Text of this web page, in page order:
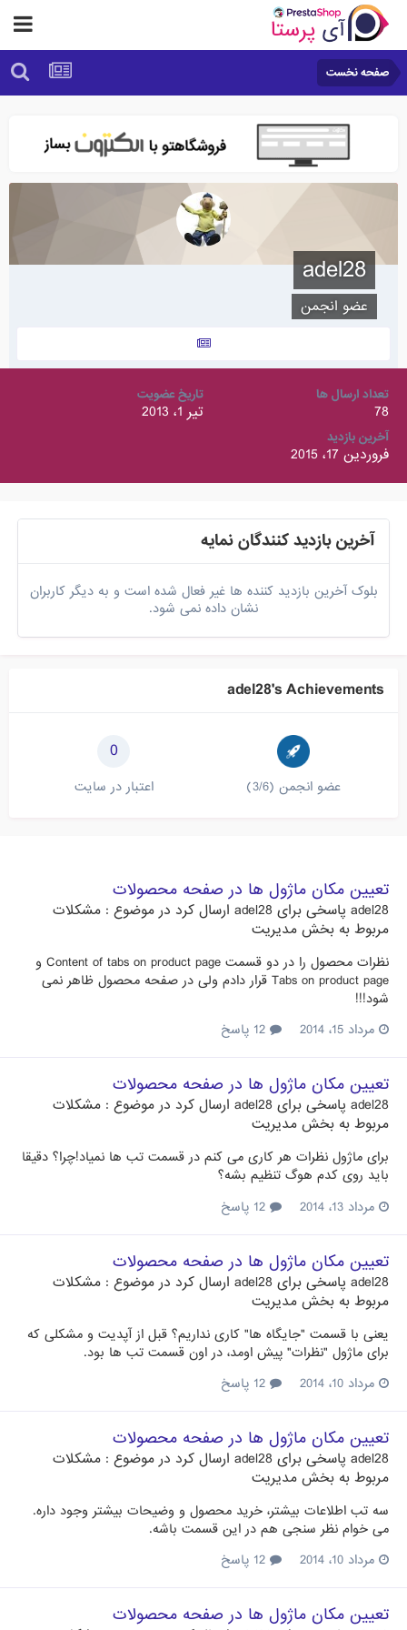
صفحه نخست
adel28
عضو انجمن
تعداد ارسال ها
78
تاریخ عضویت
تیر 1، 2013
آخرین بازدید
فروردین 17، 2015
آخرین بازدید کنندگان نمایه
بلوک آخرین بازدید کننده ها غیر فعال شده است و به دیگر کاربران
نشان داده نمی شود.
adel28's Achievements
عضو انجمن (3/6)
0
اعتبار در سایت
تعیین مکان ماژول ها در صفحه محصولات
adel28 پاسخی برای adel28 ارسال کرد در موضوع : مشکلات
مربوط به بخش مدیریت
نظرات محصول را در دو قسمت Content of tabs on product page و
Tabs on product page قرار دادم ولی در صفحه محصول ظاهر نمی
شود!!!
مرداد 15، 2014
تعیین مکان ماژول ها در صفحه محصولات
adel28 پاسخی برای adel28 ارسال کرد در موضوع : مشکلات
مربوط به بخش مدیریت
برای ماژول نظرات هر کاری می کنم در قسمت تب ها نمیاد!چرا؟ دقیقا
باید روی کدم هوگ تنظیم بشه؟
مرداد 13، 2014
تعیین مکان ماژول ها در صفحه محصولات
adel28 پاسخی برای adel28 ارسال کرد در موضوع : مشکلات
مربوط به بخش مدیریت
یعنی با قسمت "جایگاه ها" کاری نداریم؟ قبل از آپدیت و مشکلی که
برای ماژول "نظرات" پیش اومد، در اون قسمت تب ها بود.
مرداد 10، 2014
تعیین مکان ماژول ها در صفحه محصولات
adel28 پاسخی برای adel28 ارسال کرد در موضوع : مشکلات
مربوط به بخش مدیریت
سه تب اطلاعات بیشتر، خرید محصول و وضیحات بیشتر وجود داره.
می خوام نظر سنجی هم در این قسمت باشه.
مرداد 10، 2014
تعیین مکان ماژول ها در صفحه محصولات